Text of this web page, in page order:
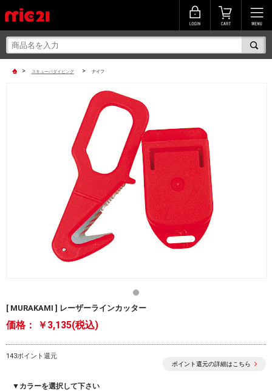
> スキューバダイビング > ナイフ
[ MURAKAMI ] レーザーラインカッター
価格： ￥3,135(税込)
143ポイント還元
ポイント還元の詳細はこちら
▼カラーを選択して下さい